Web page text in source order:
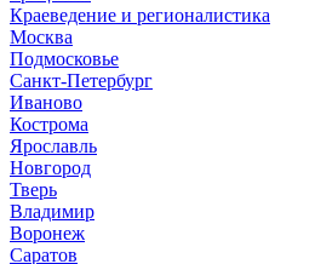
Краеведение и регионалистика
Москва
Подмосковье
Санкт-Петербург
Иваново
Кострома
Ярославль
Новгород
Тверь
Владимир
Воронеж
Саратов